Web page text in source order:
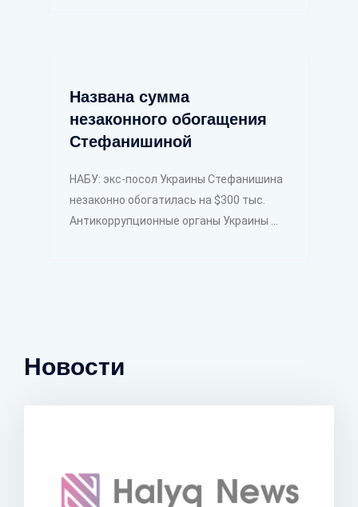
Названа сумма
незаконного обогащения
Стефанишиной
НАБУ: экс-посол Украины Стефанишина
незаконно обогатилась на $300 тыс.
Антикоррупционные органы Украины ...
Новости